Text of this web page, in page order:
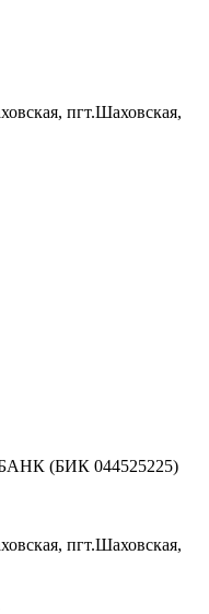
пгт.Шаховская,
(БИК 044525225)
пгт.Шаховская,